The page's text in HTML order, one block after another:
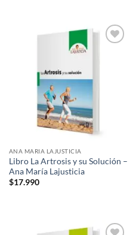
ANA MARIA LAJUSTICIA
Libro La Artrosis y su Solución –
Ana María Lajusticia
$17.990